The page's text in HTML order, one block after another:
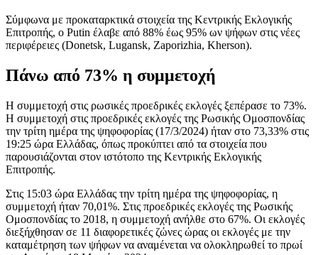
Σύμφωνα με προκαταρκτικά στοιχεία της Κεντρικής Εκλογικής
Επιτροπής, ο Putin έλαβε από 88% έως 95% ων ψήφων στις νέες
περιφέρειες (Donetsk, Lugansk, Zaporizhia, Kherson).
Πάνω από 73% η συμμετοχή
Η συμμετοχή στις ρωσικές προεδρικές εκλογές ξεπέρασε το 73%.
Η συμμετοχή στις προεδρικές εκλογές της Ρωσικής Ομοσπονδίας
την τρίτη ημέρα της ψηφοφορίας (17/3/2024) ήταν στο 73,33% στις
19:25 ώρα Ελλάδας, όπως προκύπτει από τα στοιχεία που
παρουσιάζονται στον ιστότοπο της Κεντρικής Εκλογικής
Επιτροπής.
Στις 15:03 ώρα Ελλάδας την τρίτη ημέρα της ψηφοφορίας, η
συμμετοχή ήταν 70,01%. Στις προεδρικές εκλογές της Ρωσικής
Ομοσπονδίας το 2018, η συμμετοχή ανήλθε στο 67%. Οι εκλογές
διεξήχθησαν σε 11 διαφορετικές ζώνες ώρας οι εκλογές με την
καταμέτρηση των ψήφων να αναμένεται να ολοκληρωθεί το πρωί